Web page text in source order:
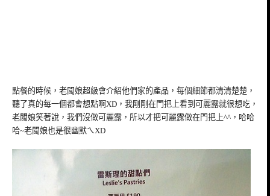
點餐的時候，老闆娘超級會介紹他們家的產品，每個細節都清清楚楚，
聽了真的每一個都會想點啊XD，我剛剛在門把上看到可麗露就很想吃，
老闆娘笑著說，我們沒做可麗露，所以才把可麗露做在門把上^^，哈哈
哈~老闆娘也是很幽默ㄟXD